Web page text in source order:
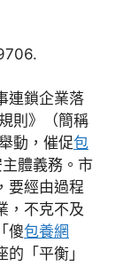
連鎖企業落
則》（簡稱
動，催促包
體義務。市
要經由過程
，不克不及
傻包養網
「平衡」